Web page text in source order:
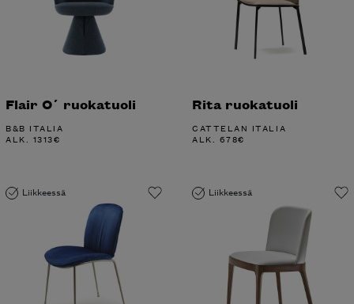
Flair O´ ruokatuoli
B&B ITALIA
ALK. 1313€
Rita ruokatuoli
CATTELAN ITALIA
ALK. 678€
Liikkeessä Liikkeessä